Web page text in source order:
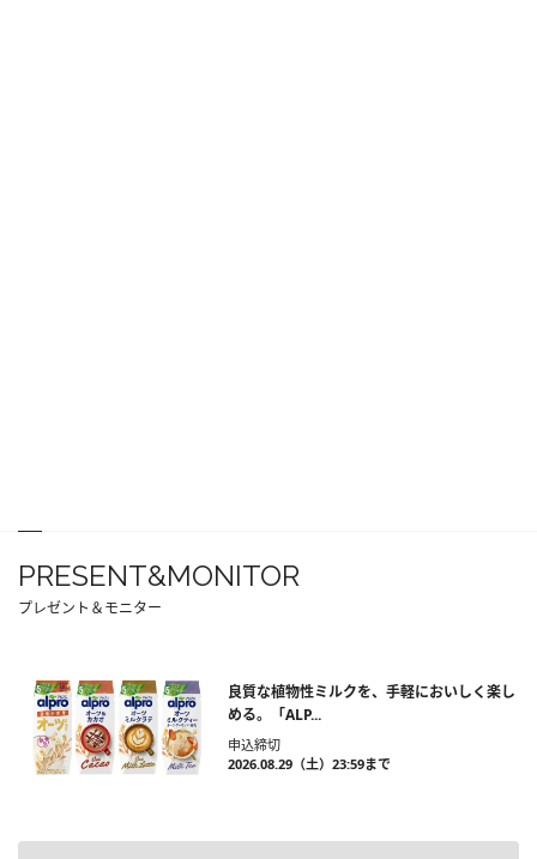
PRESENT&MONITOR
プレゼント＆モニター
良質な植物性ミルクを、手軽においしく楽し
める。「ALP...
申込締切
2026.08.29（土）23:59まで